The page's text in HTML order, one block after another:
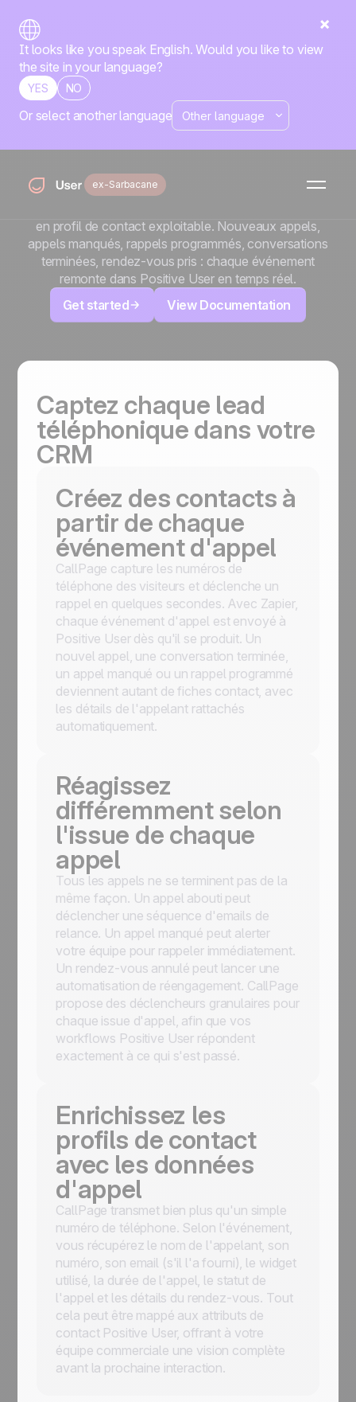
It looks like you speak English. Would you like to view
the site in your language?
YES NO
Or select another language
ex-Sarbacane
x
CallPage
Vos visiteurs vous appellent. Faites en sorte que chaque
appel compte. Connectez CallPage à Positive User via
en profil de contact exploitable. Nouveaux appels,
appels manqués, rappels programmés, conversations
terminées, rendez-vous pris : chaque événement
remonte dans Positive User en temps réel.
Get started
View Documentation
Captez chaque lead
téléphonique dans votre
CRM
Créez des contacts à
partir de chaque
événement d'appel
CallPage capture les numéros de
téléphone des visiteurs et déclenche un
rappel en quelques secondes. Avec Zapier,
chaque événement d'appel est envoyé à
Positive User dès qu'il se produit. Un
nouvel appel, une conversation terminée,
un appel manqué ou un rappel programmé
deviennent autant de fiches contact, avec
les détails de l'appelant rattachés
automatiquement.
Réagissez
différemment selon
l'issue de chaque
appel
Tous les appels ne se terminent pas de la
même façon. Un appel abouti peut
déclencher une séquence d'emails de
relance. Un appel manqué peut alerter
votre équipe pour rappeler immédiatement.
Un rendez-vous annulé peut lancer une
automatisation de réengagement. CallPage
propose des déclencheurs granulaires pour
chaque issue d'appel, afin que vos
workflows Positive User répondent
exactement à ce qui s'est passé.
Enrichissez les
profils de contact
avec les données
d'appel
CallPage transmet bien plus qu'un simple
numéro de téléphone. Selon l'événement,
vous récupérez le nom de l'appelant, son
numéro, son email (s'il l'a fourni), le widget
utilisé, la durée de l'appel, le statut de
l'appel et les détails du rendez-vous. Tout
cela peut être mappé aux attributs de
contact Positive User, offrant à votre
équipe commerciale une vision complète
avant la prochaine interaction.